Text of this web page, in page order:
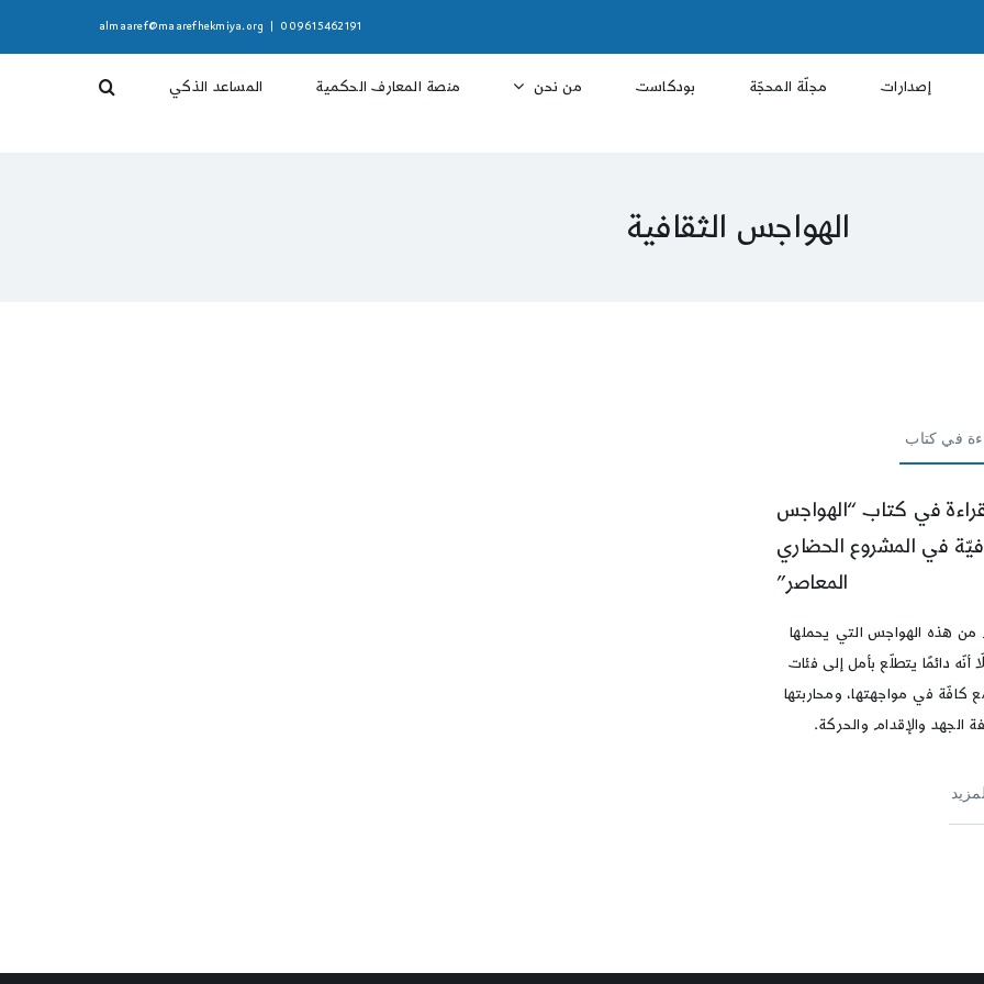
009615462191
almaaref@maarefhekmiya.org
إصدارات مجلّة المحجّة بودكاست من نحن منصة المعارف الحكمية المساعد الذكي
الهواجس الثقافية
في كتاب
في كتاب “الهواجس
في المشروع الحضاري
المعاصر”
من هذه الهواجس التي يحملها
أنّه دائمًا يتطلّع بأمل إلى فئات
كافّة في مواجهتها، ومحاربتها
الجهد والإقدام والحركة.